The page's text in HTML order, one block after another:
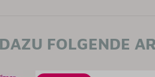
FOLGENDE